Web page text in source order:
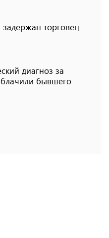
торговец
диагноз за
бывшего